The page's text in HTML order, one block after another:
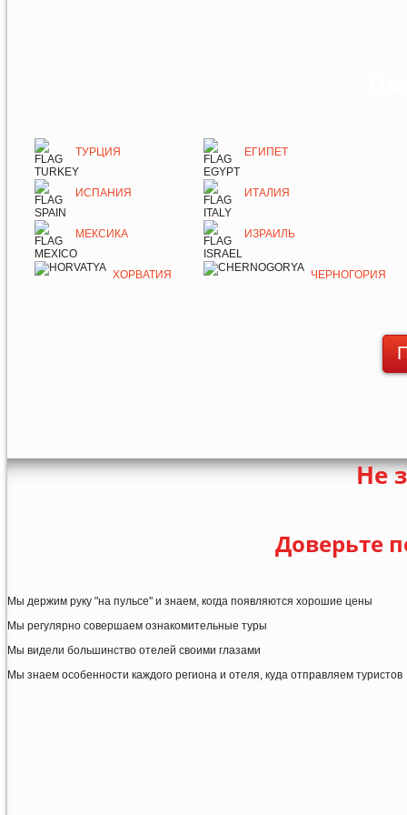
ТУРЦИЯ ЕГИПЕТ
ИСПАНИЯ ИТАЛИЯ
МЕКСИКА ИЗРАИЛЬ
ХОРВАТИЯ ЧЕРНОГОРИЯ
Не
Доверьте
Мы держим руку "на пульсе" и знаем, когда появляются хорошие цены
Мы регулярно совершаем ознакомительные туры
Мы видели большинство отелей своими глазами
Мы знаем особенности каждого региона и отеля, куда отправляем туристов